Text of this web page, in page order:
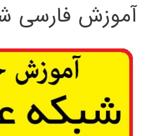
آموزش فارسی